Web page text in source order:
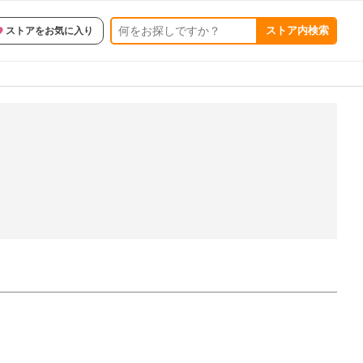
ストアをお気に入り ストア内検索